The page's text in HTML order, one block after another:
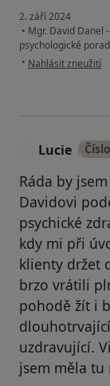
2. září 2024
• Mgr. David Danel
psychologické
• podle názoru
Nahlásit zneužití
Lucie
Ráda by
Davidovi
psychické
kdy mi při
klienty držet
brzo vrátili
pohodě žít i
uzdravující.
jsem měla tu